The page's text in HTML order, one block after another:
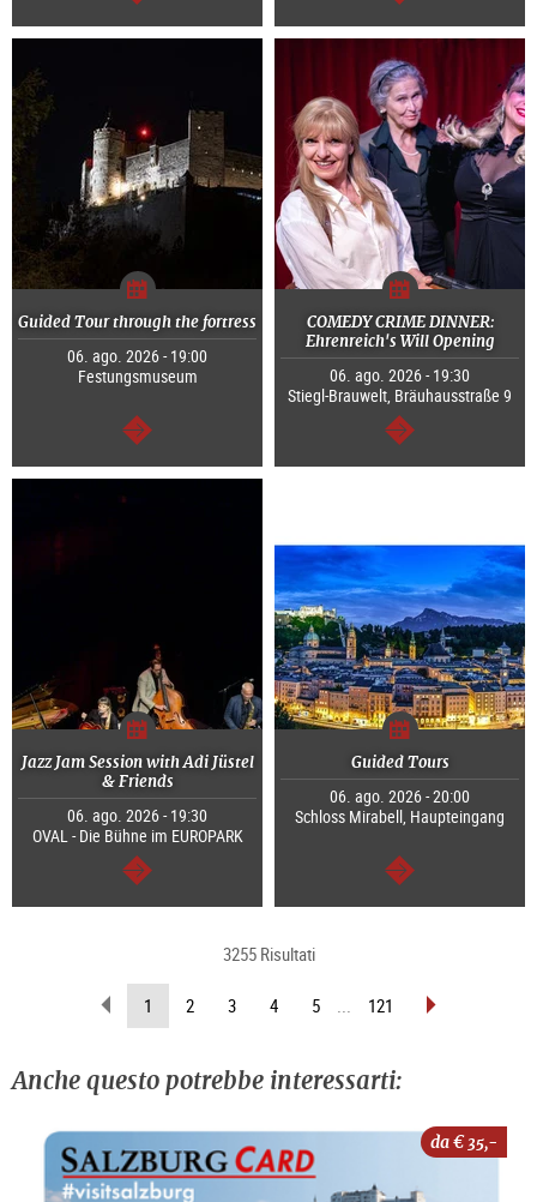
segue segue
Guided Tour through the fortress
06. ago. 2026 - 19:00
Festungsmuseum
segue
COMEDY CRIME DINNER:
Ehrenreich's Will Opening
06. ago. 2026 - 19:30
Stiegl-Brauwelt, Bräuhausstraße 9
segue
Jazz Jam Session with Adi Jüstel
& Friends
06. ago. 2026 - 19:30
OVAL - Die Bühne im EUROPARK
segue
Guided Tours
06. ago. 2026 - 20:00
Schloss Mirabell, Haupteingang
segue
3255 Risultati
sfoglia
indietro
1 (pagina
attuale)
2 3 4 5 ... 121 sfoglia
Anche questo potrebbe interessarti:
da €35,-